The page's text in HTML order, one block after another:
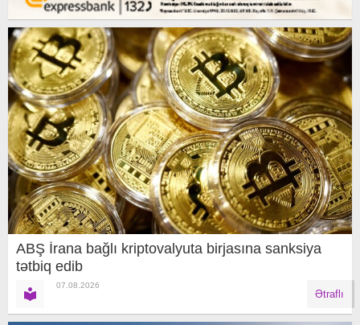
ABŞ İrana bağlı kriptovalyuta birjasına sanksiya
tətbiq edib
07.08.2026
Ətraflı